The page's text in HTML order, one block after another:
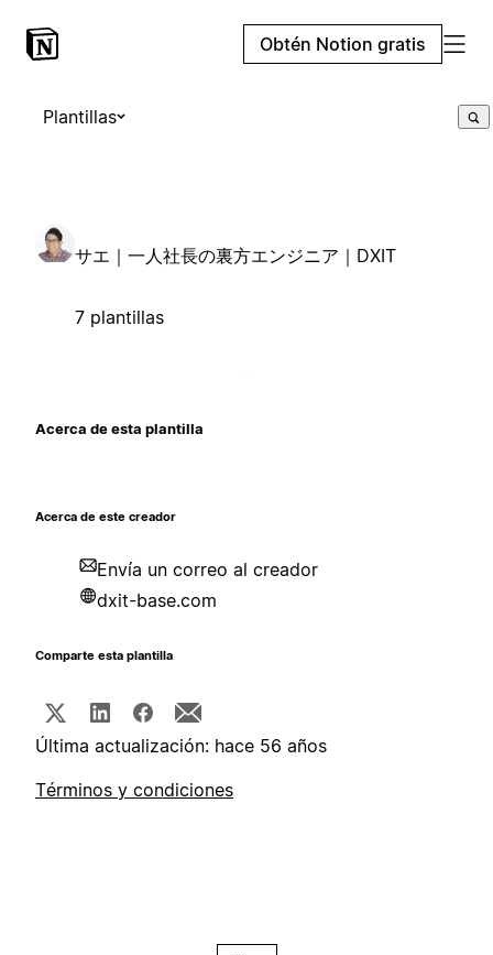
Obtén Notion gratis
Plantillas
サエ｜一人社長の裏方エンジニア｜DXIT
7 plantillas
Acerca de esta plantilla
Acerca de este creador
Envía un correo al creador
dxit-base.com
Comparte esta plantilla
Última actualización: hace 56 años
Términos y condiciones